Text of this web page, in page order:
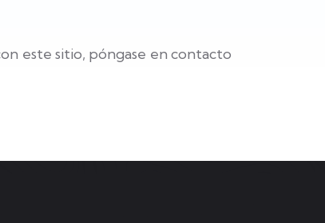
este sitio, póngase en contacto